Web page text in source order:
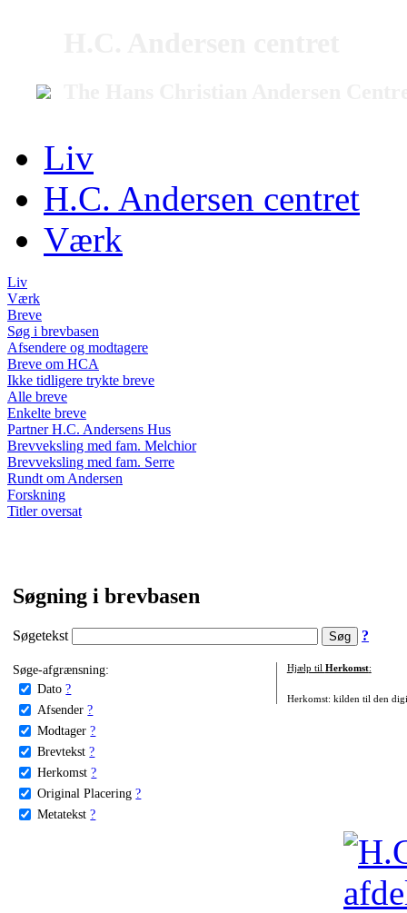
Liv
H.C. Andersen centret
Værk
Liv
Værk
Breve
Søg i brevbasen
Afsendere og modtagere
Breve om HCA
Ikke tidligere trykte breve
Alle breve
Enkelte breve
Partner H.C. Andersens Hus
Brevveksling med fam. Melchior
Brevveksling med fam. Serre
Rundt om Andersen
Forskning
Titler oversat
Søgning i brevbasen
Søgetekst ?
Søge-afgrænsning:
Dato ?
Afsender ?
Modtager ?
Brevtekst ?
Herkomst ?
Original Placering ?
Metatekst ?
Hjælp til Herkomst:
Herkomst: kilden til den